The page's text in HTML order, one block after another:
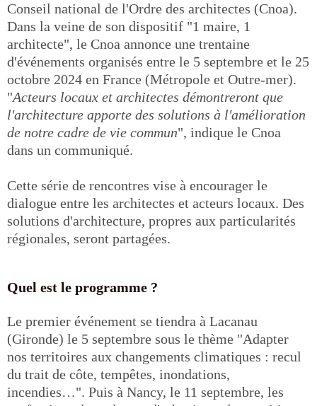
Conseil national de l'Ordre des architectes (Cnoa).
Dans la veine de son dispositif "1 maire, 1
architecte", le Cnoa annonce une trentaine
d'événements organisés entre le 5 septembre et le 25
octobre 2024 en France (Métropole et Outre-mer).
"Acteurs locaux et architectes démontreront que
l'architecture apporte des solutions à l'amélioration
de notre cadre de vie commun", indique le Cnoa
dans un communiqué.
Cette série de rencontres vise à encourager le
dialogue entre les architectes et acteurs locaux. Des
solutions d'architecture, propres aux particularités
régionales, seront partagées.
Quel est le programme ?
Le premier événement se tiendra à Lacanau
(Gironde) le 5 septembre sous le thème "Adapter
nos territoires aux changements climatiques : recul
du trait de côte, tempêtes, inondations,
incendies…". Puis à Nancy, le 11 septembre, les